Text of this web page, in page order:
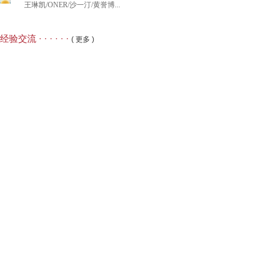
单位招募】2026年第
王琳凯/ONER/沙一汀/黄誉博...
验交流 · · · · · · ( 更多 )